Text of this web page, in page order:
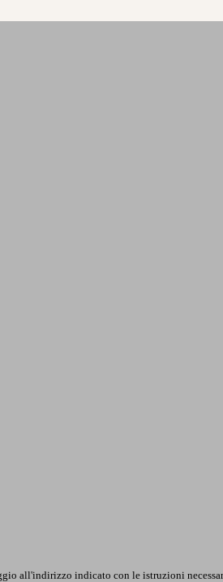
all'indirizzo indicato con le istruzioni